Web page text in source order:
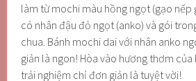
làm từ mochi màu hồng ngọt (gạo nếp
có nhân đậu đỏ ngọt (anko) và gói
chua. Bánh mochi dai với nhân anko
giản là ngon! Hòa vào hương thơm của
trải nghiệm chỉ đơn giản là tuyệt vời!